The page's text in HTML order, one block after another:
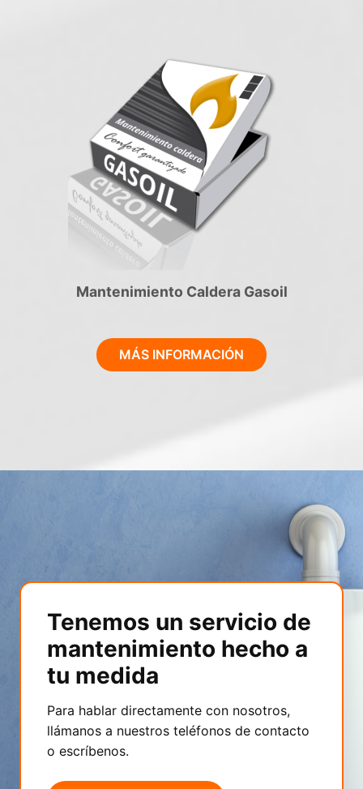
Mantenimiento Caldera Gasoil
MÁS INFORMACIÓN
Tenemos un servicio de
mantenimiento hecho a
tu medida
Para hablar directamente con nosotros,
llámanos a nuestros teléfonos de contacto
o escríbenos.